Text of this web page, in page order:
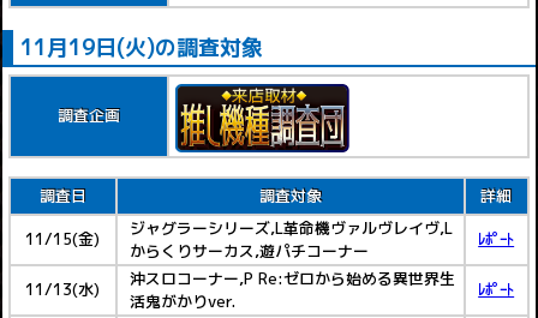
11月19日(火)の調査対象
調査企画
調査日 調査対象
詳細
11/15(金)
ジャグラーシリーズ,L革命機ヴァルヴレイヴ,L
からくりサーカス,遊パチコーナー
ﾚﾎﾟｰﾄ
11/13(水)
沖スロコーナー,P Re:ゼロから始める異世界生
活鬼がかりver.
ﾚﾎﾟｰﾄ